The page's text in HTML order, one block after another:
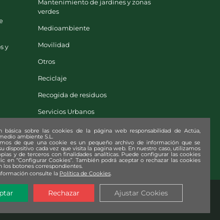
y
Mantenimiento de jardines y zonas
verdes
Medioambiente
Movilidad
Otros
Reciclaje
Recogida de residuos
Servicios Urbanos
Solidaridad
Información (SGSI)
básica sobre las cookies de la página web responsabilidad de Actúa,
ambiente S.L.
de que una cookie es un pequeño archivo de información que se
dispositivo cada vez que visita la pagina web. En nuestro caso, utilizamos
y de terceros con finalidades analíticas. Puede configurar las cookies
en “Configurar Cookies”. También podrá aceptar o rechazar las cookies
los botones correspondientes.
consulte la Política de Cookies.
Rechazar Ajustar Cookies